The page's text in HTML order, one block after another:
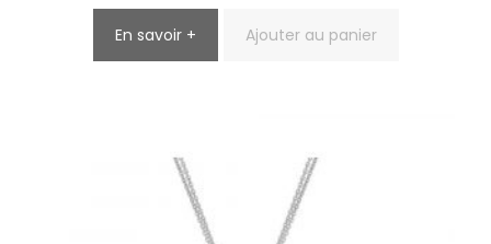
En savoir + Ajouter au panier